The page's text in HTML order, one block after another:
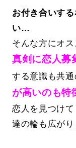
お付き合いす
い…
そんな方にオ
真剣に恋人募
する意識も共通
が高いのも特
恋人を見つけ
達の輪も広がり